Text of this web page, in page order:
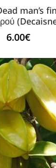
man’s
6.00€